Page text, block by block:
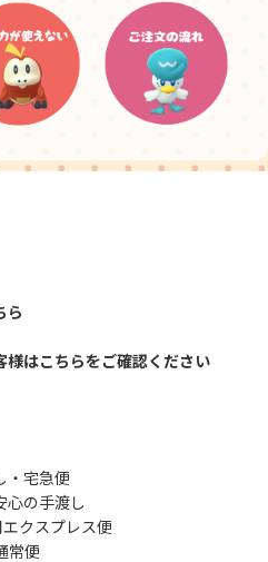
ら
様はこちらをご確認ください
・宅急便
の手渡し
クスプレス便
常便